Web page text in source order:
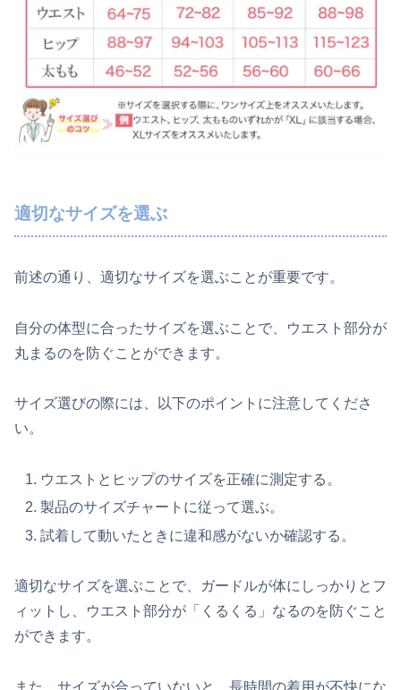
適切なサイズを選ぶ
前述の通り、適切なサイズを選ぶことが重要です。
自分の体型に合ったサイズを選ぶことで、ウエスト部分が
丸まるのを防ぐことができます。
サイズ選びの際には、以下のポイントに注意してくださ
い。
ウエストとヒップのサイズを正確に測定する。
製品のサイズチャートに従って選ぶ。
試着して動いたときに違和感がないか確認する。
適切なサイズを選ぶことで、ガードルが体にしっかりとフ
ィットし、ウエスト部分が「くるくる」なるのを防ぐこと
ができます。